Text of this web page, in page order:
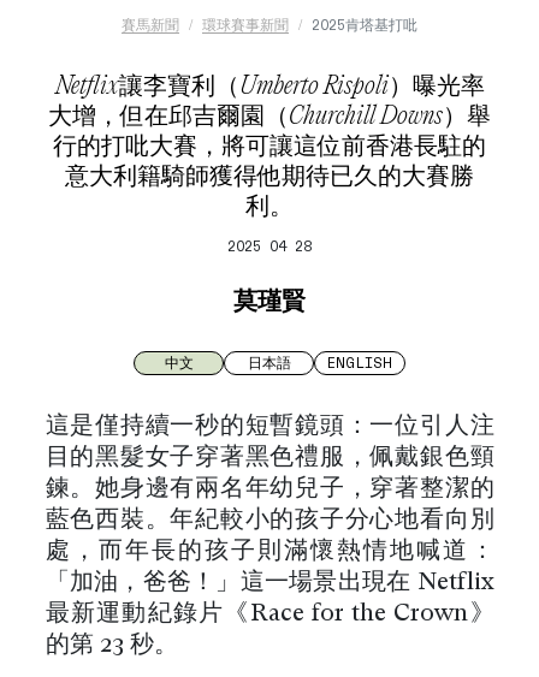
賽馬新聞 環球賽事新聞 2025肯塔基打吡
Netflix讓李寶利（Umberto Rispoli）曝光率
大增，但在邱吉爾園（Churchill Downs）舉
行的打吡大賽，將可讓這位前香港長駐的
意大利籍騎師獲得他期待已久的大賽勝
利。
2025 04 28
莫瑾賢
中文 日本語 ENGLISH
這是僅持續一秒的短暫鏡頭：一位引人注
目的黑髮女子穿著黑色禮服，佩戴銀色頸
鍊。她身邊有兩名年幼兒子，穿著整潔的
藍色西裝。年紀較小的孩子分心地看向別
處，而年長的孩子則滿懷熱情地喊道：
「加油，爸爸！」這一場景出現在 Netflix
最新運動紀錄片《Race for the Crown》
的第 23 秒。